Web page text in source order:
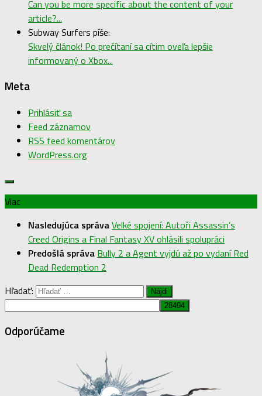
Can you be more specific about the content of your
article?...
Subway Surfers píše:
Skvelý článok! Po prečítaní sa cítim oveľa lepšie
informovaný o Xbox...
Meta
Prihlásiť sa
Feed záznamov
RSS feed komentárov
WordPress.org
Viac
Nasledujúca správaVelké spojení: Autoři Assassin’s
Creed Origins a Final Fantasy XV ohlásili spolupráci
Predošlá správa Bully 2 a Agent vyjdú až po vydaní Red
Dead Redemption 2
Hľadať:
Odporúčame